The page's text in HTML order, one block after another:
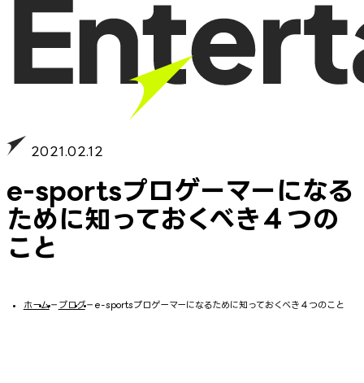
2021.02.12
e-sportsプロゲーマーになる
ために知っておくべき４つの
こと
ホーム− ブログ− e-sportsプロゲーマーになるために知っておくべき４つのこと